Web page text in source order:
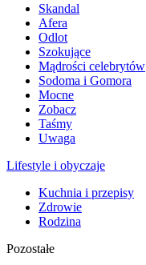
Skandal
Afera
Odlot
Szokujące
Mądrości celebrytów
Sodoma i Gomora
Mocne
Zobacz
Taśmy
Uwaga
Lifestyle i obyczaje
Kuchnia i przepisy
Zdrowie
Rodzina
Pozostałe